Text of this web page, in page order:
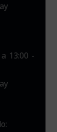
13:00 -